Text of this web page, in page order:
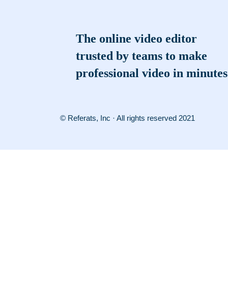
The online video editor
trusted by teams to make
professional video in minutes
© Referats, Inc · All rights reserved 2021